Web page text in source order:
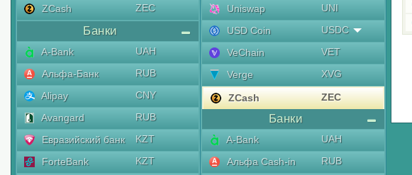
ZCash
ZEC
Банки
A-Bank
UAH
Альфа-Банк
RUB
Alipay
CNY
Avangard
RUB
Евразийский банк
KZT
ForteBank
KZT
Uniswap
UNI
USD Coin
USDC
VeChain
VET
Verge
XVG
ZCash ZEC
Банки
A-Bank
UAH
Альфа Cash-in
RUB